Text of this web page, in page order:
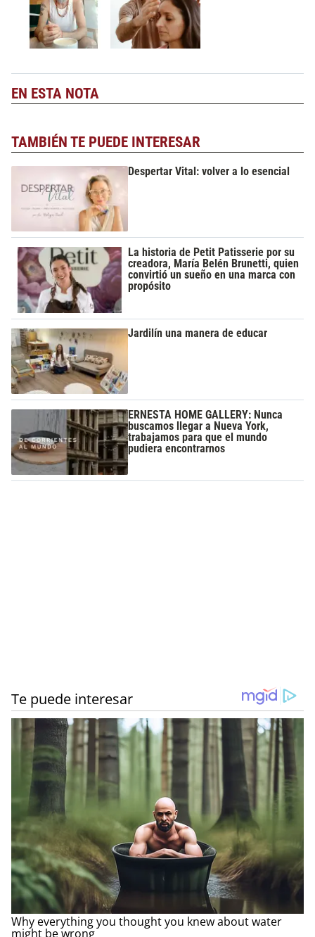
EN ESTA NOTA
TAMBIÉN TE PUEDE INTERESAR
Despertar Vital: volver a lo esencial
La historia de Petit Patisserie por su
creadora, María Belén Brunetti, quien
convirtió un sueño en una marca con
propósito
Jardilín una manera de educar
ERNESTA HOME GALLERY: Nunca
buscamos llegar a Nueva York,
trabajamos para que el mundo
pudiera encontrarnos